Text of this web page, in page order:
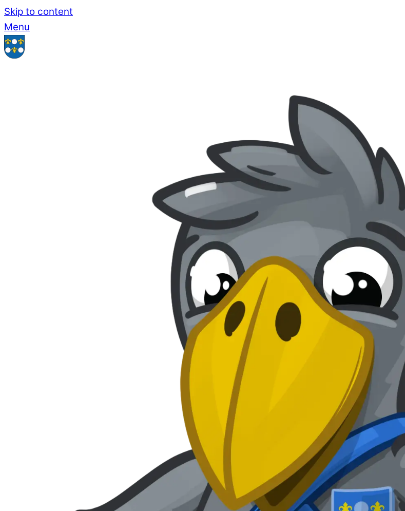
Skip to content
Menu